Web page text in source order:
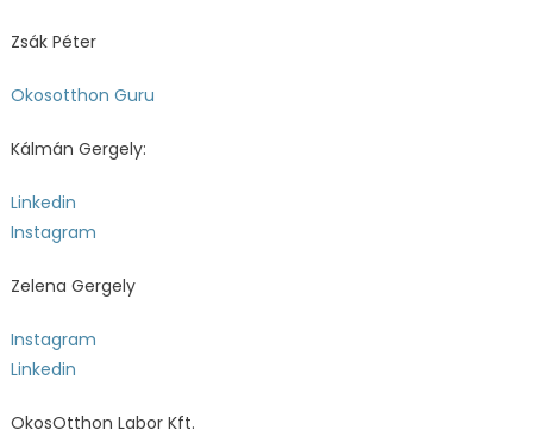
Zsák Péter
Okosotthon Guru
Kálmán Gergely:
Linkedin
Instagram
Zelena Gergely
Instagram
Linkedin
OkosOtthon Labor Kft.